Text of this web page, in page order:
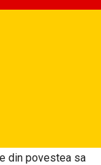
noutăților din
oraș cu o
din povestea sa